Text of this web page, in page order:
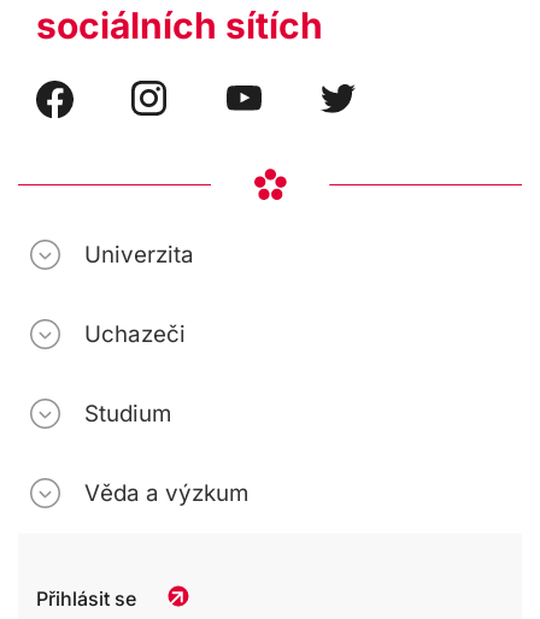
sociálních sítích
Univerzita
Uchazeči
Studium
Věda a výzkum
Přihlásit se